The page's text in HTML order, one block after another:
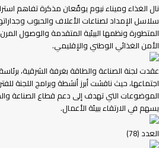
نال الغذاء وميناء نيوم يوقّعان مذكرة تفاهم
سلاسل الإمداد لصناعات الأعلاف والحبوب
المتطورة ونظمها البيئية المتقدمة والوصول
الأمن الغذائي الوطني والإقليمي.
عقدت لجنة الصناعة والطاقة بغرفة الشرقية،
اجتماعها، حيث ناقشت أبرز أنشطة وبرامج اللجنة
الموضوعات التي تهدف إلى دعم قطاع الصناعة
يسهم في الارتقاء ببيئة الأعمال.
العدد (78)